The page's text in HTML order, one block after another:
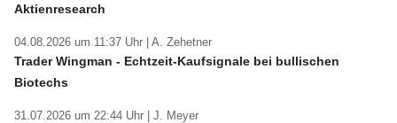
Aktienresearch
04.08.2026 um 11:37 Uhr | A. Zehetner
Trader Wingman - Echtzeit-Kaufsignale bei bullischen
Biotechs
31.07.2026 um 22:44 Uhr | J. Meyer